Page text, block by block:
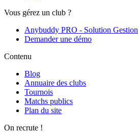
Vous gérez un club ?
Anybuddy PRO - Solution Gestion
Demander une démo
Contenu
Blog
Annuaire des clubs
Tournois
Matchs publics
Plan du site
On recrute !